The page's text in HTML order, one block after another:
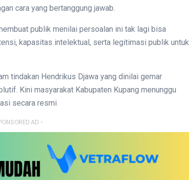
cara yang bertanggung jawab.
publik menilai persoalan ini tak lagi bisa
kapasitas intelektual, serta legitimasi publik untuk
tindakan Hendrikus Djawa yang dinilai gemar
Kini masyarakat Kabupaten Kupang menunggu
secara resmi
AD -